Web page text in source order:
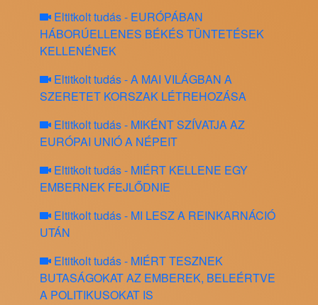
Eltitkolt tudás - EURÓPÁBAN
HÁBORÚELLENES BÉKÉS TÜNTETÉSEK
KELLENÉNEK
Eltitkolt tudás - A MAI VILÁGBAN A
SZERETET KORSZAK LÉTREHOZÁSA
Eltitkolt tudás - MIKÉNT SZÍVATJA AZ
EURÓPAI UNIÓ A NÉPEIT
Eltitkolt tudás - MIÉRT KELLENE EGY
EMBERNEK FEJLŐDNIE
Eltitkolt tudás - MI LESZ A REINKARNÁCIÓ
UTÁN
Eltitkolt tudás - MIÉRT TESZNEK
BUTASÁGOKAT AZ EMBEREK, BELEÉRTVE
A POLITIKUSOKAT IS